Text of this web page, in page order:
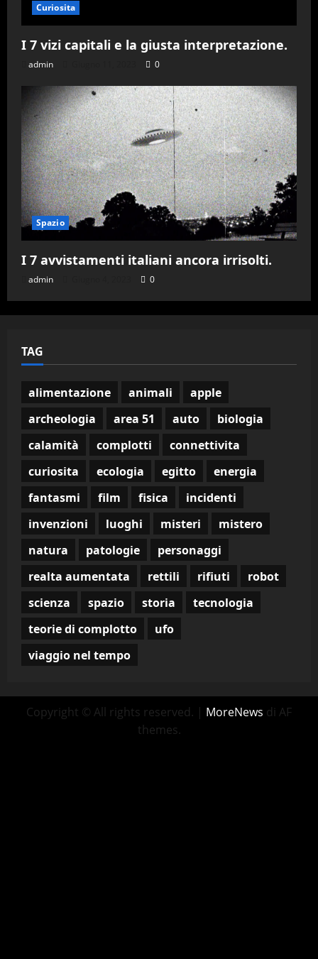
Curiosita
I 7 vizi capitali e la giusta interpretazione.
admin 0
Spazio
I 7 avvistamenti italiani ancora irrisolti.
admin 0
TAG
alimentazione animali
apple
archeologia
area 51 auto
biologia
calamità
complotti
connettivita
curiosita
ecologia egitto
energia
fantasmi
film fisica
incidenti
invenzioni
luoghi misteri
mistero
natura
patologie
personaggi
realta aumentata
rettili rifiuti
robot
scienza
spazio storia
tecnologia
teorie di complotto
ufo
viaggio nel tempo
Copyright © All rights reserved. | MoreNews di AF
themes.